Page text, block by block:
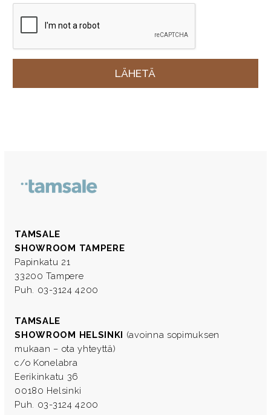
TAMSALE
SHOWROOM TAMPERE
Papinkatu 21
33200 Tampere
Puh. 03-3124 4200
TAMSALE
SHOWROOM HELSINKI (avoinna sopimuksen
mukaan – ota yhteyttä)
c/o Konelabra
Eerikinkatu 36
00180 Helsinki
Puh. 03-3124 4200